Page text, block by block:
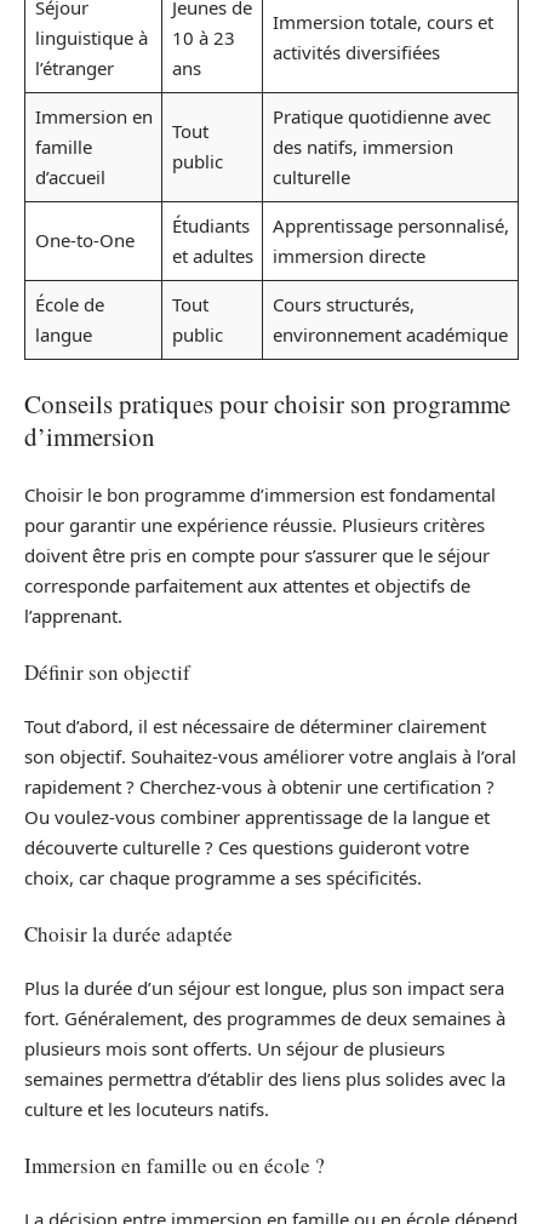
Séjour
linguistique à
l’étranger
Jeunes de
10 à 23
ans
Immersion totale, cours et
activités diversifiées
Immersion en
famille
d’accueil
Tout
public
Pratique quotidienne avec
des natifs, immersion
culturelle
One-to-One
Étudiants
et adultes
Apprentissage personnalisé,
immersion directe
École de
langue
Tout
public
Cours structurés,
environnement académique
Conseils pratiques pour choisir son programme
d’immersion
Choisir le bon programme d’immersion est fondamental
pour garantir une expérience réussie. Plusieurs critères
doivent être pris en compte pour s’assurer que le séjour
corresponde parfaitement aux attentes et objectifs de
l’apprenant.
Définir son objectif
Tout d’abord, il est nécessaire de déterminer clairement
son objectif. Souhaitez-vous améliorer votre anglais à l’oral
rapidement ? Cherchez-vous à obtenir une certification ?
Ou voulez-vous combiner apprentissage de la langue et
découverte culturelle ? Ces questions guideront votre
choix, car chaque programme a ses spécificités.
Choisir la durée adaptée
Plus la durée d’un séjour est longue, plus son impact sera
fort. Généralement, des programmes de deux semaines à
plusieurs mois sont offerts. Un séjour de plusieurs
semaines permettra d’établir des liens plus solides avec la
culture et les locuteurs natifs.
Immersion en famille ou en école ?
La décision entre immersion en famille ou en école dépend